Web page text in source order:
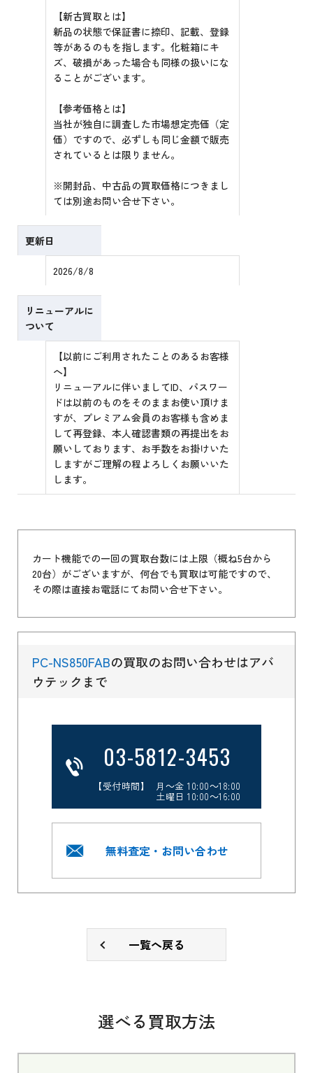
【新古買取とは】
新品の状態で保証書に捺印、記載、登録
等があるのもを指します。化粧箱にキ
ズ、破損があった場合も同様の扱いにな
ることがございます。
【参考価格とは】
当社が独自に調査した市場想定売価（定
価）ですので、必ずしも同じ金額で販売
されているとは限りません。
※開封品、中古品の買取価格につきまし
ては別途お問い合せ下さい。
更新日
2026/8/8
リニューアルに
ついて
【以前にご利用されたことのあるお客様
へ】
リニューアルに伴いましてID、パスワー
ドは以前のものをそのままお使い頂けま
すが、プレミアム会員のお客様も含めま
して再登録、本人確認書類の再提出をお
願いしております、お手数をお掛けいた
しますがご理解の程よろしくお願いいた
します。
カート機能での一回の買取台数には上限（概ね5台から
20台）がございますが、何台でも買取は可能ですので、
その際は直接お電話にてお問い合せ下さい。
PC-NS850FABの買取のお問い合わせはアバ
ウテックまで
03-5812-3453
【受付時間】 月～金 10:00～18:00
土曜日 10:00～16:00
無料査定・お問い合わせ
一覧へ戻る
選べる買取方法